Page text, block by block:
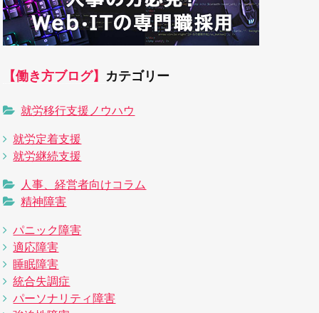
【働き方ブログ】 カテゴリー
就労移行支援ノウハウ
就労定着支援
就労継続支援
人事、経営者向けコラム
精神障害
パニック障害
適応障害
睡眠障害
統合失調症
パーソナリティ障害